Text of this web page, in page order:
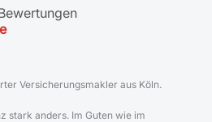
e
Versicherungsmakler aus Köln.
stark anders. Im Guten wie im